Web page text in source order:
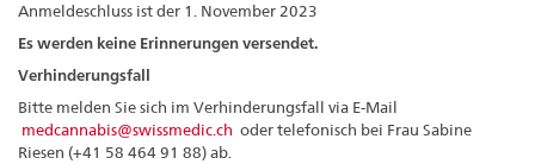
Anmeldeschluss ist der 1. November 2023
Es werden keine Erinnerungen versendet.
Verhinderungsfall
Bitte melden Sie sich im Verhinderungsfall via E-Mail
medcannabis@swissmedic.ch oder telefonisch bei Frau Sabine
Riesen (+41 58 464 91 88) ab.